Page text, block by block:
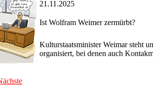
21.11.2025
Ist Wolfram Weimer zermürbt?
Kulturstaatsminister Weimar steht
organisiert, bei denen auch